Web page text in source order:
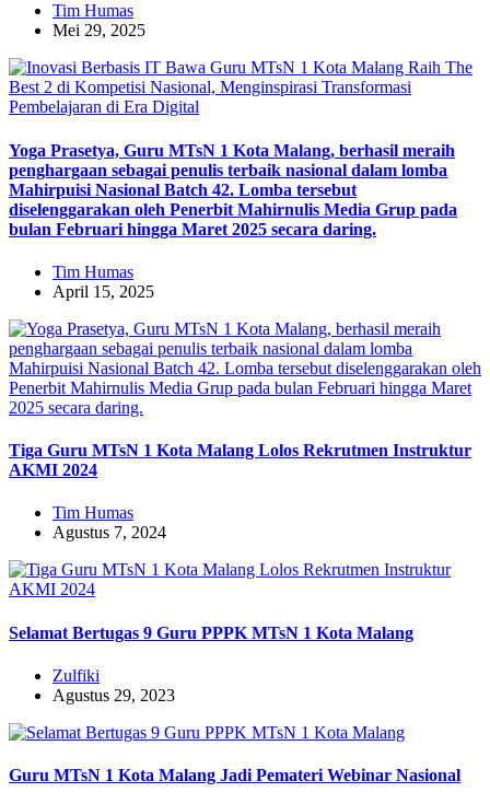
Tim Humas
Mei 29, 2025
Yoga Prasetya, Guru MTsN 1 Kota Malang, berhasil meraih
penghargaan sebagai penulis terbaik nasional dalam lomba
Mahirpuisi Nasional Batch 42. Lomba tersebut
diselenggarakan oleh Penerbit Mahirnulis Media Grup pada
bulan Februari hingga Maret 2025 secara daring.
Tim Humas
April 15, 2025
Tiga Guru MTsN 1 Kota Malang Lolos Rekrutmen Instruktur
AKMI 2024
Tim Humas
Agustus 7, 2024
Selamat Bertugas 9 Guru PPPK MTsN 1 Kota Malang
Zulfiki
Agustus 29, 2023
Guru MTsN 1 Kota Malang Jadi Pemateri Webinar Nasional